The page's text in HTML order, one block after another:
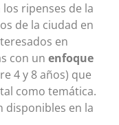
los ripenses de la
de la ciudad en
en
con un enfoque
4 y 8 años) que
como temática.
disponibles en la